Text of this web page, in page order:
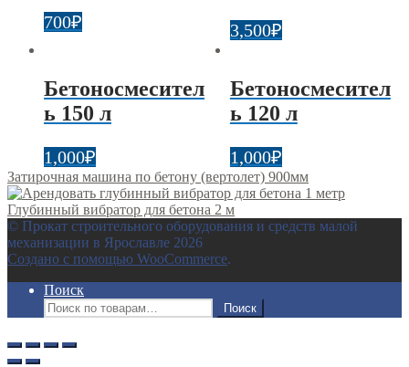
700₽ 3,500₽
Бетоносмесител
ь 150 л
1,000₽
Бетоносмесител
ь 120 л
1,000₽
Затирочная машина по бетону (вертолет) 900мм
Глубинный вибратор для бетона 2 м
© Прокат строительного оборудования и средств малой
механизации в Ярославле 2026
Создано с помощью WooCommerce.
Поиск
Искать:
Поиск